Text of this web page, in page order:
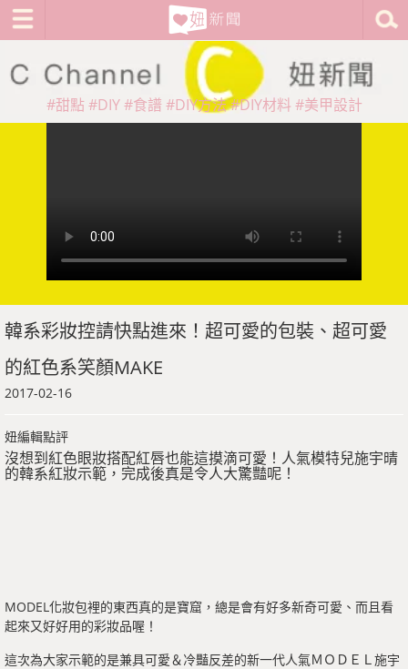
#甜點 #DIY #食譜 #DIY方法#DIY材料 #美甲設計
韓系彩妝控請快點進來！超可愛的包裝、超可愛
的紅色系笑顏MAKE
2017-02-16
妞編輯點評
沒想到紅色眼妝搭配紅唇也能這摸滴可愛！人氣模特兒施宇晴
的韓系紅妝示範，完成後真是令人大驚豔呢！
MODEL化妝包裡的東西真的是寶窟，總是會有好多新奇可愛、而且看
起來又好好用的彩妝品喔！
這次為大家示範的是兼具可愛＆冷豔反差的新一代人氣ＭＯＤＥＬ施宇